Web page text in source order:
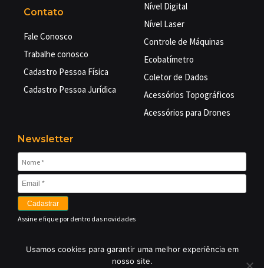
Contato
Fale Conosco
Trabalhe conosco
Cadastro Pessoa Física
Cadastro Pessoa Jurídica
Nível Digital
Nível Laser
Controle de Máquinas
Ecobatímetro
Coletor de Dados
Acessórios Topográficos
Acessórios para Drones
Newsletter
Cadastrar
Assine e fique por dentro das novidades
©2026 EMBRATOP GEO TECNOLOGIAS LTDA – Equipamentos
Usamos cookies para garantir uma melhor experiência em
nosso site.